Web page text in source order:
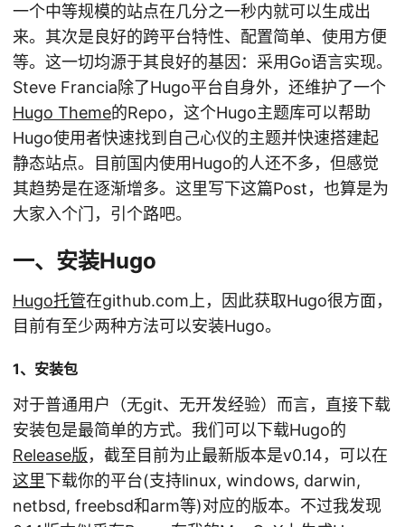
一个中等规模的站点在几分之一秒内就可以生成出
来。其次是良好的跨平台特性、配置简单、使用方便
等。这一切均源于其良好的基因：采用Go语言实现。
Steve Francia除了Hugo平台自身外，还维护了一个
Hugo Theme的Repo，这个Hugo主题库可以帮助
Hugo使用者快速找到自己心仪的主题并快速搭建起
静态站点。目前国内使用Hugo的人还不多，但感觉
其趋势是在逐渐增多。这里写下这篇Post，也算是为
大家入个门，引个路吧。
一、安装Hugo
Hugo托管在github.com上，因此获取Hugo很方面，
目前有至少两种方法可以安装Hugo。
1、安装包
对于普通用户（无git、无开发经验）而言，直接下载
安装包是最简单的方式。我们可以下载Hugo的
Release版，截至目前为止最新版本是v0.14，可以在
这里下载你的平台(支持linux, windows, darwin,
netbsd, freebsd和arm等)对应的版本。不过我发现